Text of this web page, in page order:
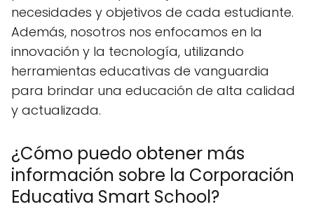
necesidades y objetivos de cada estudiante.
Además, nosotros nos enfocamos en la
innovación y la tecnología, utilizando
herramientas educativas de vanguardia
para brindar una educación de alta calidad
y actualizada.
¿Cómo puedo obtener más
información sobre la Corporación
Educativa Smart School?